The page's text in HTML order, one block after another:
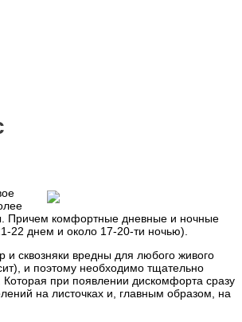
Причем комфортные дневные и ночные
22 днем и около 17-20-ти ночью).
сквозняки вредны для любого живого
и поэтому необходимо тщательно
Которая при появлении дискомфорта сразу
на листочках и, главным образом, на